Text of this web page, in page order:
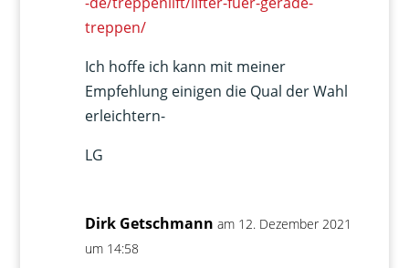
treppen/
Ich hoffe ich kann mit meiner
Empfehlung einigen die Qual der Wahl
erleichtern-
LG
Dirk Getschmann am 12. Dezember 2021
um 14:58